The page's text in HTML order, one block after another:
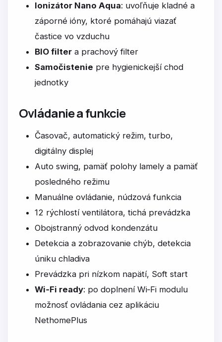
Ionizátor Nano Aqua: uvoľňuje kladné a
záporné ióny, ktoré pomáhajú viazať
častice vo vzduchu
BIO filter a prachový filter
Samočistenie pre hygienickejší chod
jednotky
Ovládanie a funkcie
Časovač, automatický režim, turbo,
digitálny displej
Auto swing, pamäť polohy lamely a pamäť
posledného režimu
Manuálne ovládanie, núdzová funkcia
12 rýchlostí ventilátora, tichá prevádzka
Obojstranný odvod kondenzátu
Detekcia a zobrazovanie chýb, detekcia
úniku chladiva
Prevádzka pri nízkom napätí, Soft start
Wi‑Fi ready: po doplnení Wi‑Fi modulu
možnosť ovládania cez aplikáciu
NethomePlus